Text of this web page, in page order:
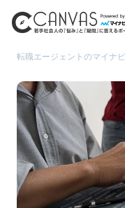
転職エージェントのマイナ